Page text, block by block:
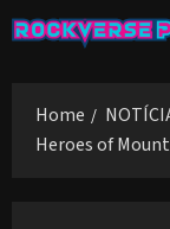
Skip
to
Home
Heroes of